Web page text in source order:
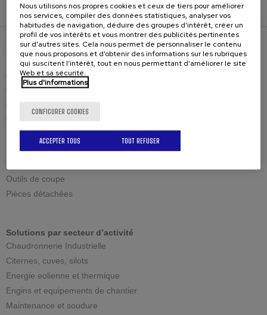
SOLUTIONS
Chanfreineuses
Cisaillement standard
Cisaillement réglable
Cisaillement reversible
Outils de coupe
Pièces détachées
Solutions par secteur d’activité
Chaudronnerie Industrielle
Citernes, cuves, silots
Energie eolienne et thermique
Engins et equipements de chantier
Maintenance et soudure
Nous utilisons nos propres cookies et ceux de tiers pour améliorer
nos services, compiler des données statistiques, analyser vos
habitudes de navigation, déduire des groupes d’intérêt, créer un
profil de vos intérêts et vous montrer des publicités pertinentes
sur d’autres sites. Cela nous permet de personnaliser le contenu
que nous proposons et d’obtenir des informations sur les rubriques
qui suscitent l’intérêt, tout en nous permettant d’améliorer le site
Web et sa sécurité.
Plus d'informations
CONFIGURER COOKIES
TOUT REFUSER
ACCEPTER TOUS